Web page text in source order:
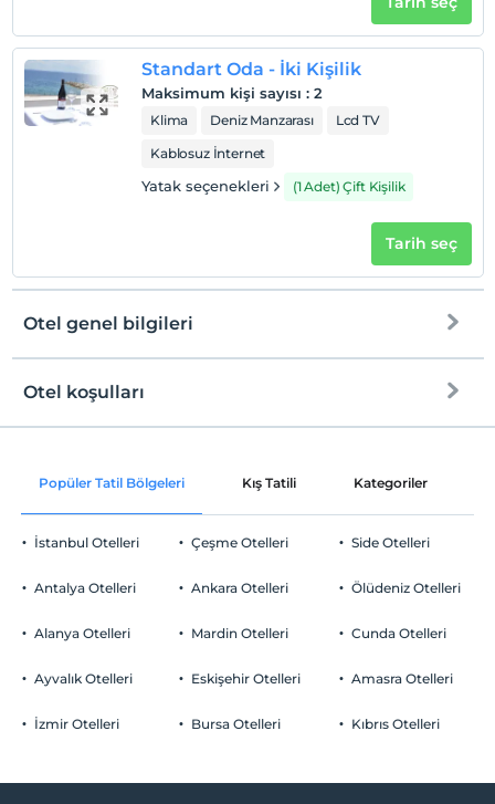
Standart Oda - İki Kişilik
Maksimum kişi sayısı : 2
Klima Deniz Manzarası
Lcd TV
Kablosuz İnternet
Yatak seçenekleri (1 Adet) Çift Kişilik
Tarih seç
Otel genel bilgileri
Ortak alanlar ve tüm odalar
Otopark
Ücretli Özel Otopark
Otel koşulları
Check/in
Check/out
En geç saat 11:00 ve öncesi
Evcil Hayvan
2 yaşına kadar olan bebekler ücretsizdir.
Popüler Tatil Bölgeleri Kış Tatili Kategoriler
İstanbul Otelleri
Antalya Otelleri
Alanya Otelleri
Ayvalık Otelleri
İzmir Otelleri
Çeşme Otelleri
Ankara Otelleri
Mardin Otelleri
Eskişehir Otelleri
Bursa Otelleri
Side Otelleri
Ölüdeniz Otelleri
Cunda Otelleri
Amasra Otelleri
Kıbrıs Otelleri